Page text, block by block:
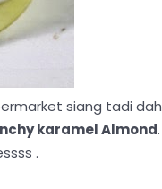
siang tadi dah
karamel Almond.
.